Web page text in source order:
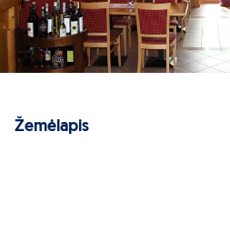
Lovelės kūdikiams (pagal
Maitinimas
Galimi maitinimo tipai: Be
Maistas ir gėrimai viešbučio
Žemėlapis